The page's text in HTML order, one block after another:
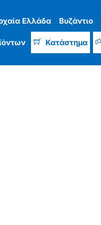
Ελλάδα Βυζάντιο
Κατάστημα